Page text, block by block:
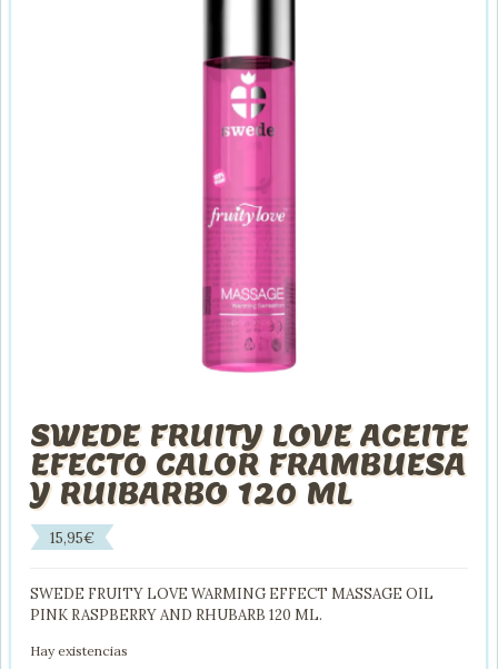
SWEDE FRUITY LOVE ACEITE
EFECTO CALOR FRAMBUESA
Y RUIBARBO 120 ML
15,95€
SWEDE FRUITY LOVE WARMING EFFECT MASSAGE OIL
PINK RASPBERRY AND RHUBARB 120 ML.
Hay existencias